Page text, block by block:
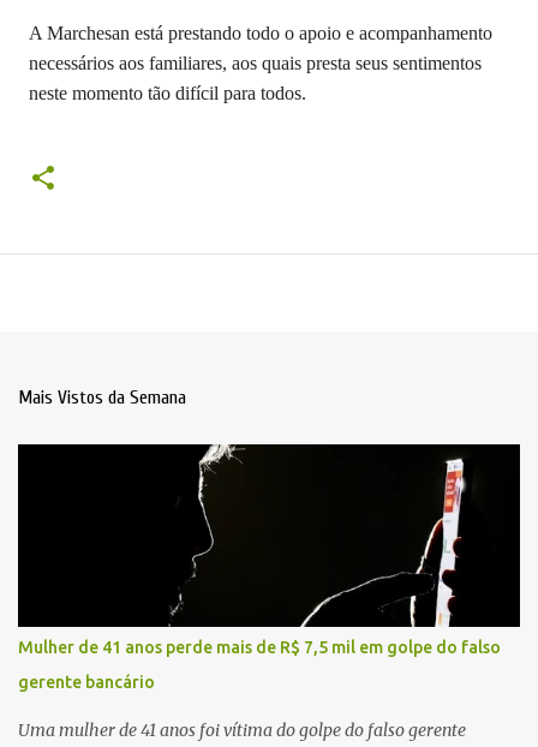
A Marchesan está prestando todo o apoio e acompanhamento
necessários aos familiares, aos quais presta seus sentimentos
neste momento tão difícil para todos.
Mais Vistos da Semana
Mulher de 41 anos perde mais de R$ 7,5 mil em golpe do falso
gerente bancário
Uma mulher de 41 anos foi vítima do golpe do falso gerente